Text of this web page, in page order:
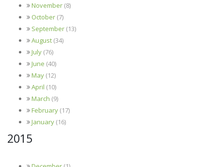
November (8)
October (7)
September (13)
August (34)
July (76)
June (40)
May (12)
April (10)
March (9)
February (17)
January (16)
2015